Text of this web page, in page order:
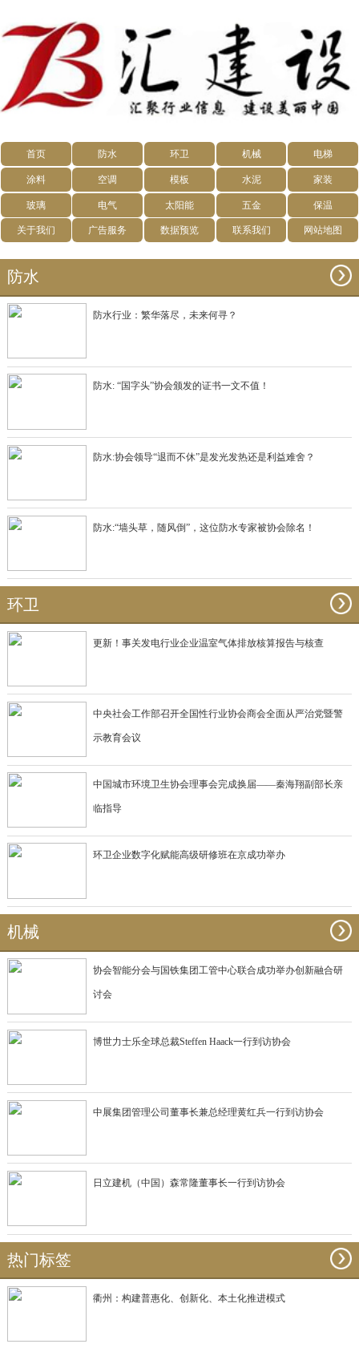
首页 防水 环卫 机械 电梯
涂料 空调 模板 水泥 家装
玻璃 电气 太阳能 五金 保温
关于我们 广告服务 数据预览 联系我们 网站地图
防水
防水行业：繁华落尽，未来何寻？
防水: “国字头”协会颁发的证书一文不值！
防水:协会领导“退而不休”是发光发热还是利益难舍？
防水:“墙头草，随风倒”，这位防水专家被协会除名！
环卫
更新！事关发电行业企业温室气体排放核算报告与核查
中央社会工作部召开全国性行业协会商会全面从严治党暨警
示教育会议
中国城市环境卫生协会理事会完成换届——秦海翔副部长亲
临指导
环卫企业数字化赋能高级研修班在京成功举办
机械
协会智能分会与国铁集团工管中心联合成功举办创新融合研
讨会
博世力士乐全球总裁Steffen Haack一行到访协会
中展集团管理公司董事长兼总经理黄红兵一行到访协会
日立建机（中国）森常隆董事长一行到访协会
热门标签
衢州：构建普惠化、创新化、本土化推进模式